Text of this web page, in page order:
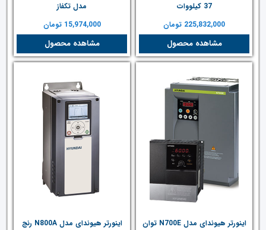
37 کیلووات
225,832,000 تومان
مشاهده محصول
مدل تکفاز
15,974,000 تومان
مشاهده محصول
اینورتر هیوندای مدل N700E توان
اینورتر هیوندای مدل N800A رنج